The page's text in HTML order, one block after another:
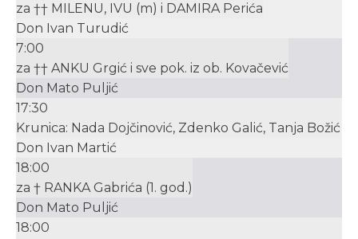
za †† MILENU, IVU (m) i DAMIRA Perića
Don Ivan Turudić
7:00
za †† ANKU Grgić i sve pok. iz ob. Kovačević
Don Mato Puljić
17:30
Krunica: Nada Dojčinović, Zdenko Galić, Tanja Božić
Don Ivan Martić
18:00
za † RANKA Gabrića (1. god.)
Don Mato Puljić
18:00